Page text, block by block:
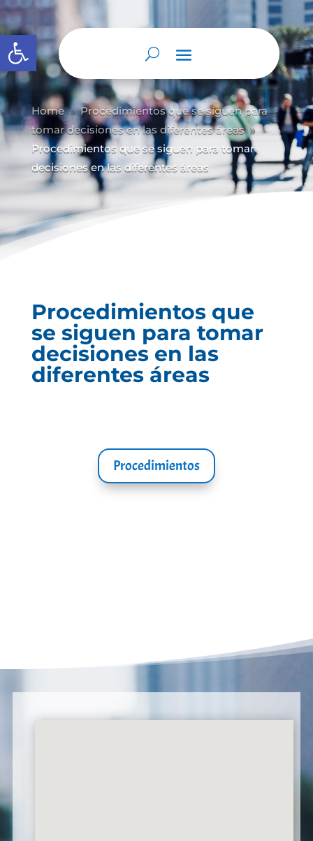
Abrir barra de herramientas
Home 9 Procedimientos que se siguen para
tomar decisiones en las diferentes áreas 9
Procedimientos que se siguen para tomar
decisiones en las diferentes áreas
Procedimientos que
se siguen para tomar
decisiones en las
diferentes áreas
Procedimientos